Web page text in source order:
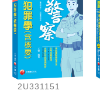
2U331151